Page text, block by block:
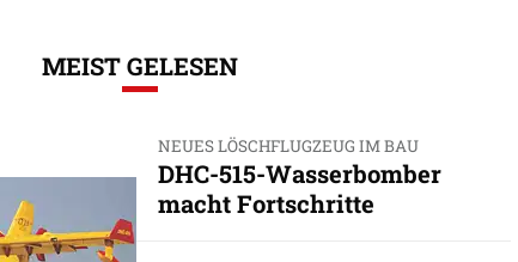
MEIST GELESEN
NEUES LÖSCHFLUGZEUG IM BAU
DHC-515-Wasserbomber
macht Fortschritte